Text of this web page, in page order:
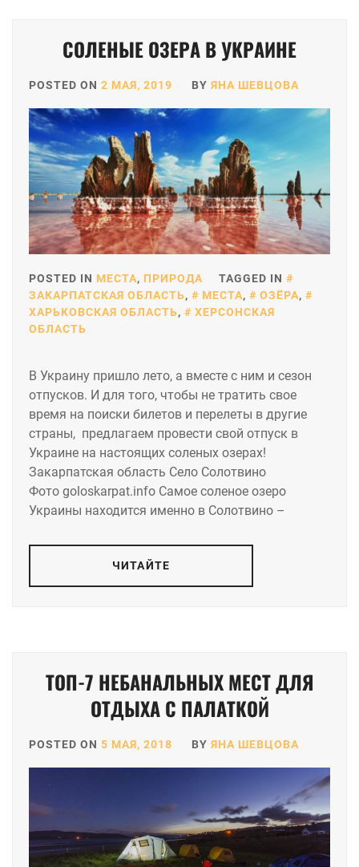
СОЛЕНЫЕ ОЗЕРА В УКРАИНЕ
POSTED ON 2 МАЯ, 2019 BY ЯНА ШЕВЦОВА
POSTED IN МЕСТА, ПРИРОДА
TAGGED IN
ЗАКАРПАТСКАЯ ОБЛАСТЬ, МЕСТА, ОЗЁРА,
ХАРЬКОВСКАЯ ОБЛАСТЬ,
ХЕРСОНСКАЯ
ОБЛАСТЬ
В Украину пришло лето, а вместе с ним и сезон
отпусков. И для того, чтобы не тратить свое
время на поиски билетов и перелеты в другие
страны, предлагаем провести свой отпуск в
Украине на настоящих соленых озерах!
Закарпатская область Село Солотвино
Фото goloskarpat.info Самое соленое озеро
Украины находится именно в Солотвино –
ЧИТАЙТЕ
ТОП-7 НЕБАНАЛЬНЫХ МЕСТ ДЛЯ
ОТДЫХА С ПАЛАТКОЙ
POSTED ON 5 МАЯ, 2018 BY ЯНА ШЕВЦОВА